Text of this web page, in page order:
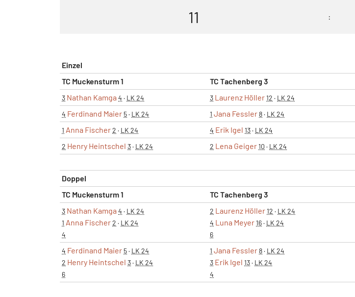
11 :
Einzel
TC Muckensturm 1
TC Tachenberg 3
3 Nathan Kamga 4 · LK 24 3 Laurenz Höller12 · LK 24
4 Ferdinand Maier 5· LK 24 1 Jana Fessler8· LK 24
1 Anna Fischer2 · LK 24 4 Erik Igel 13· LK 24
2 Henry Heintschel 3· LK 24 2 Lena Geiger10 · LK 24
Doppel
TC Muckensturm 1
TC Tachenberg 3
3 Nathan Kamga 4 · LK 24
1 Anna Fischer2 · LK 24
4
2 Laurenz Höller12 · LK 24
4 Luna Meyer16· LK 24
6
4 Ferdinand Maier 5· LK 24
2 Henry Heintschel 3· LK 24
6
1 Jana Fessler8· LK 24
3 Erik Igel 13· LK 24
4